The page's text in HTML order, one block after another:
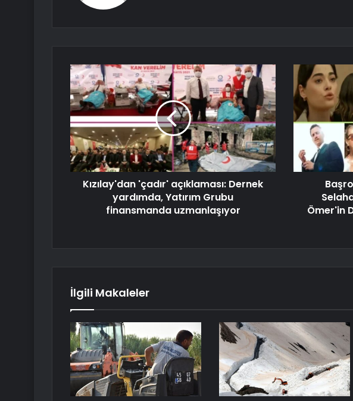
Kızılay'dan 'çadır' açıklaması: Dernek
yardımda, Yatırım Grubu
finansmanda uzmanlaşıyor
Ömer'in
İlgili Makaleler